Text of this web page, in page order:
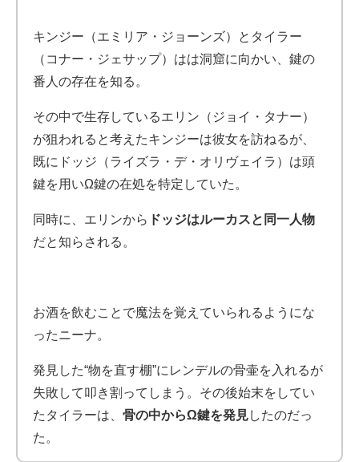
キンジー（エミリア・ジョーンズ）とタイラー
（ コナー・ジェサップ）はは洞窟に向かい、鍵の
番人の存在を知る。
その中で生存しているエリン （ジョイ・タナー）
が狙われると考えたキンジーは彼女を訪ねるが、
既にドッジ（ライズラ・デ・オリヴェイラ）は頭
鍵を用いΩ鍵の在処を特定していた。
同時に、エリンから ドッジはルーカスと同一人物
だと知らされる。
お酒を飲むことで魔法を覚えていられるようにな
ったニーナ。
発見した“物を直す棚”にレンデルの骨壷を入れるが
失敗して叩き割ってしまう。その後始末をしてい
たタイラーは、骨の中からΩ鍵を発見したのだっ
た。